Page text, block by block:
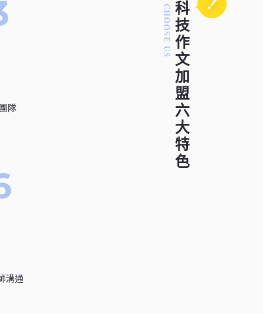
隊
溝通
科技作文加盟六大特色